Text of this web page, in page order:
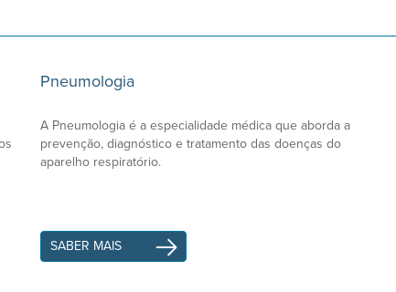
Pneumologia
A Pneumologia é a especialidade médica que aborda a
prevenção, diagnóstico e tratamento das doenças do
aparelho respiratório.
SABER MAIS